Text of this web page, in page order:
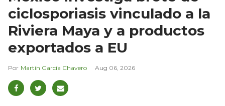
ciclosporiasis vinculado a la
Riviera Maya y a productos
exportados a EU
Martín García Chavero Aug 06, 2026